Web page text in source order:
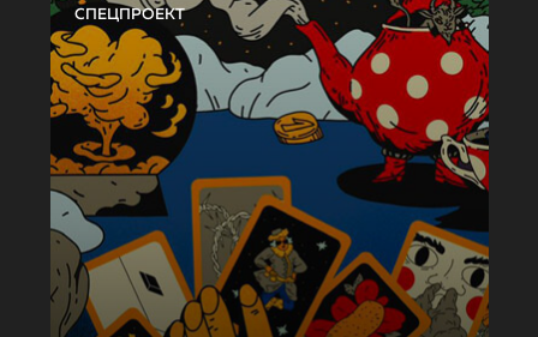
СПЕЦПРОЕКТ